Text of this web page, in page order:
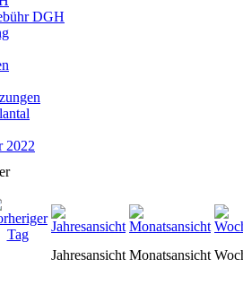
DGH
2022
Jahresansicht Monatsansicht